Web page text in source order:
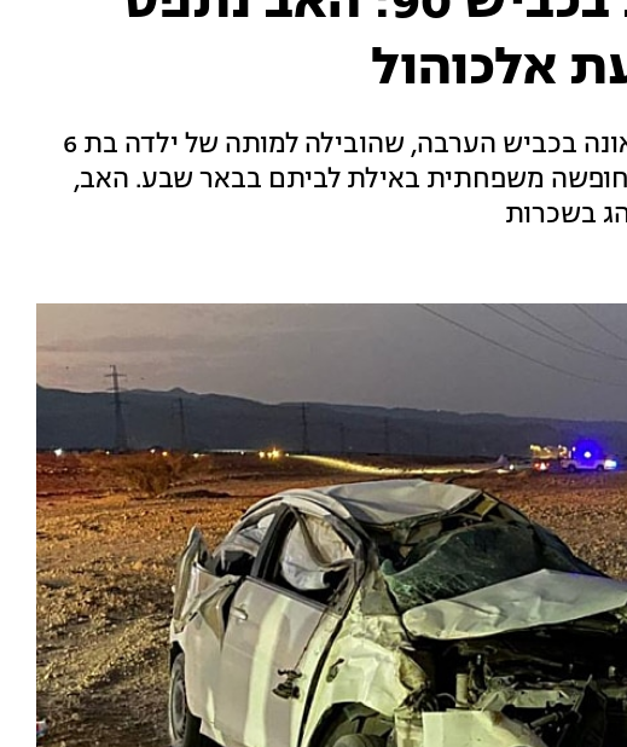
אלכוהול
פרטים חדשים מתבררים אודות התאונה בכביש הערבה, שהובילה למותה של ילדה בת 6
אחיה בן ה-9 בחזרה מחופשה משפחתית באילת לביתם בבאר שבע. האב,
בשכרות